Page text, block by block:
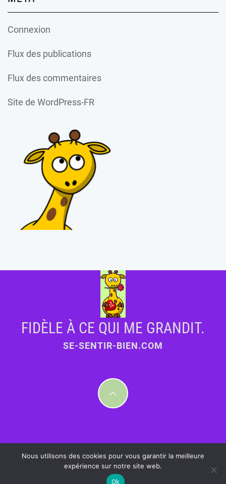
Connexion
Flux des publications
Flux des commentaires
Site de WordPress-FR
FIDÈLE À CE QUI ME GRANDIT.
SE-SENTIR-BIEN.COM
Nous utilisons des cookies pour vous garantir la meilleure
expérience sur notre site web.
Ok